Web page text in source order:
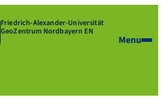
Friedrich-Alexander-Universität
GeoZentrum Nordbayern EN
Menu